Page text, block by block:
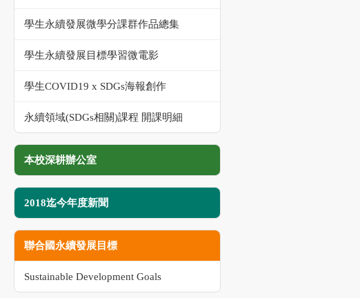
學生永續發展微學分課群作品總集
學生永續發展目標學習微電影
學生COVID19 x SDGs海報創作
永續領域(SDGs相關)課程 開課明細
本校深耕辦公室
2018迄今年度新聞
聯合國永續發展目標
Sustainable Development Goals